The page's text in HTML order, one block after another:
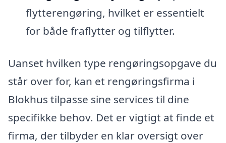
flytterengøring, hvilket er essentielt
for både fraflytter og tilflytter.
Uanset hvilken type rengøringsopgave du
står over for, kan et rengøringsfirma i
Blokhus tilpasse sine services til dine
specifikke behov. Det er vigtigt at finde et
firma, der tilbyder en klar oversigt over